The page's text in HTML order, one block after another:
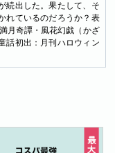
続出した。果たして、そ
れているのだろうか？表
月奇譚・風花幻戯（かざ
話初出：月刊ハロウィン